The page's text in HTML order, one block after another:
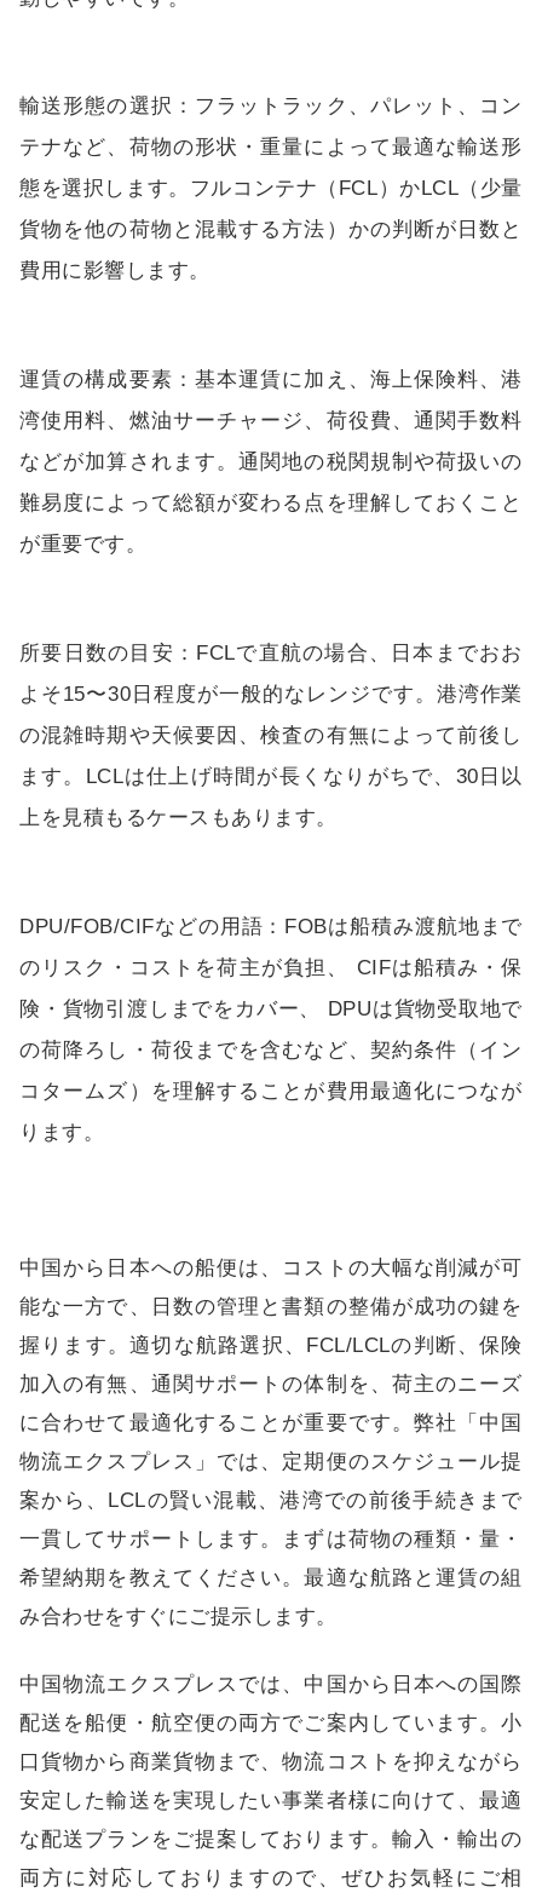
輸送形態の選択：フラットラック、パレット、コン
テナなど、荷物の形状・重量によって最適な輸送形
態を選択します。フルコンテナ（FCL）かLCL（少量
貨物を他の荷物と混載する方法）かの判断が日数と
費用に影響します。
運賃の構成要素：基本運賃に加え、海上保険料、港
湾使用料、燃油サーチャージ、荷役費、通関手数料
などが加算されます。通関地の税関規制や荷扱いの
難易度によって総額が変わる点を理解しておくこと
が重要です。
所要日数の目安：FCLで直航の場合、日本までおお
よそ15〜30日程度が一般的なレンジです。港湾作業
の混雑時期や天候要因、検査の有無によって前後し
ます。LCLは仕上げ時間が長くなりがちで、30日以
上を見積もるケースもあります。
DPU/FOB/CIFなどの用語：FOBは船積み渡航地まで
のリスク・コストを荷主が負担、 CIFは船積み・保
険・貨物引渡しまでをカバー、 DPUは貨物受取地で
の荷降ろし・荷役までを含むなど、契約条件（イン
コタームズ）を理解することが費用最適化につなが
ります。
中国から日本への船便は、コストの大幅な削減が可
能な一方で、日数の管理と書類の整備が成功の鍵を
握ります。適切な航路選択、FCL/LCLの判断、保険
加入の有無、通関サポートの体制を、荷主のニーズ
に合わせて最適化することが重要です。弊社「中国
物流エクスプレス」では、定期便のスケジュール提
案から、LCLの賢い混載、港湾での前後手続きまで
一貫してサポートします。まずは荷物の種類・量・
希望納期を教えてください。最適な航路と運賃の組
み合わせをすぐにご提示します。
中国物流エクスプレス では、中国から日本への国際
配送を船便・航空便の両方でご案内しています。小
口貨物から商業貨物まで、物流コストを抑えながら
安定した輸送を実現したい事業者様に向けて、最適
な配送プランをご提案しております。輸入・輸出の
両方に対応しておりますので、 ぜひお気軽にご相